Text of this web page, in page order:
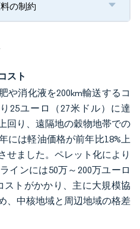
の制約
スト
や消化液を200km輸送するコ
25ユーロ（27米ドル）に達
回り、遠隔地の穀物地帯での
には軽油価格が前年比18%上
せました。ペレット化により
インには50万～200万ユーロ
ストがかかり、主に大規模協
、中核地域と周辺地域の格差